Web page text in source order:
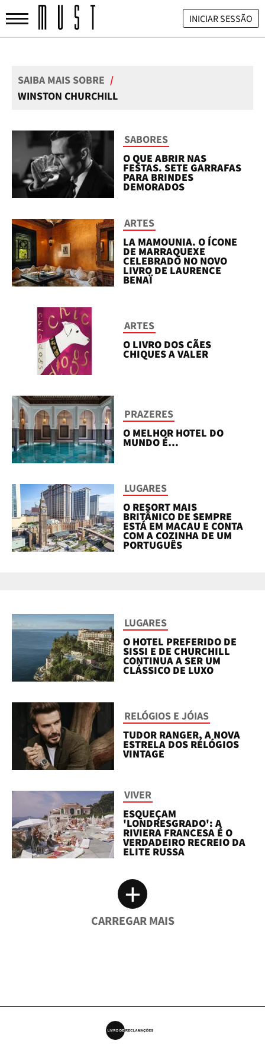
INICIAR SESSÃO
SAIBA MAIS SOBRE /
WINSTON CHURCHILL
SABORES
O QUE ABRIR NAS
FESTAS. SETE GARRAFAS
PARA BRINDES
DEMORADOS
ARTES
LA MAMOUNIA. O ÍCONE
DE MARRAQUEXE
CELEBRADO NO NOVO
LIVRO DE LAURENCE
BENAÏ
ARTES
O LIVRO DOS CÃES
CHIQUES A VALER
PRAZERES
O MELHOR HOTEL DO
MUNDO É…
LUGARES
O RESORT MAIS
BRITÂNICO DE SEMPRE
ESTÁ EM MACAU E CONTA
COM A COZINHA DE UM
PORTUGUÊS
LUGARES
O HOTEL PREFERIDO DE
SISSI E DE CHURCHILL
CONTINUA A SER UM
CLÁSSICO DE LUXO
RELÓGIOS E JÓIAS
TUDOR RANGER, A NOVA
ESTRELA DOS RELÓGIOS
VINTAGE
VIVER
ESQUEÇAM
'LONDRESGRADO': A
RIVIERA FRANCESA É O
VERDADEIRO RECREIO DA
ELITE RUSSA
+
CARREGAR MAIS